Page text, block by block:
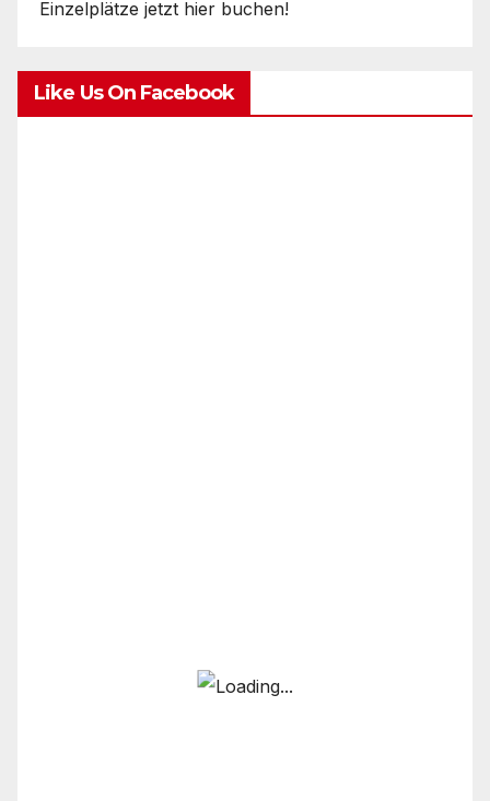
Einzelplätze jetzt hier buchen!
Like Us On Facebook